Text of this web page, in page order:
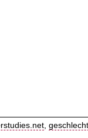
,